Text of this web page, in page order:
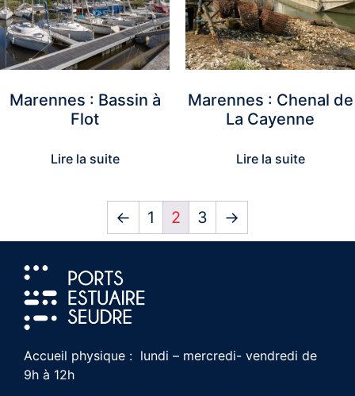
Marennes : Bassin à
Flot
Lire la suite
Marennes : Chenal de
La Cayenne
Lire la suite
← 1 2 3 →
Accueil physique : lundi – mercredi- vendredi de
9h à 12h